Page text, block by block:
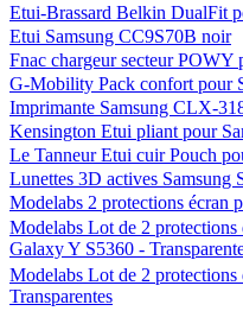
Etui-Brassard Belkin DualFit
Etui Samsung CC9S70B noir
Fnac chargeur secteur
G-Mobility Pack confort pour
Imprimante Samsung CLX-
Kensington Etui pliant pour
Le Tanneur Etui cuir Pouch
Lunettes 3D actives Samsung
Modelabs 2 protections écran
Modelabs Lot de 2
Galaxy Y S5360 -
Modelabs Lot de 2
Transparentes